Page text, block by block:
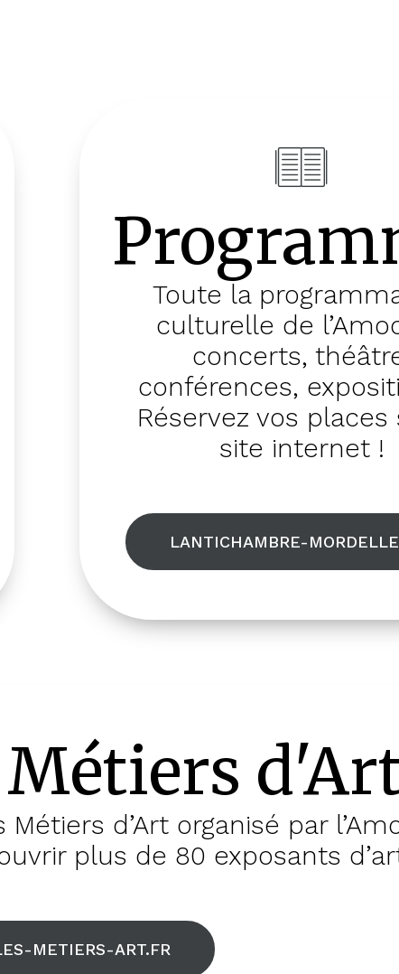
Toute la
culturelle de
concerts,
conférences,
Réservez vos places
site internet !
LANTICHAMBRE-
d’Art organisé par
plus de 80 exposants
METIERS-ART.FR